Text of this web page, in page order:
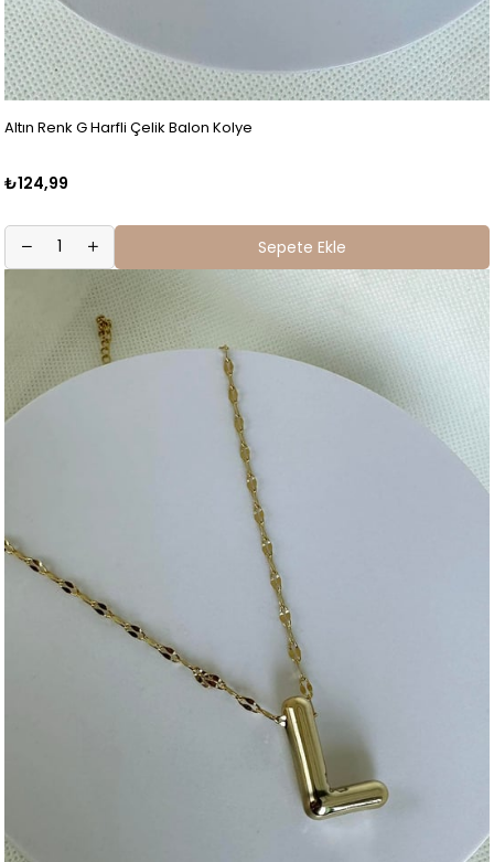
Altın Renk G Harfli Çelik Balon Kolye
₺124,99
Sepete Ekle